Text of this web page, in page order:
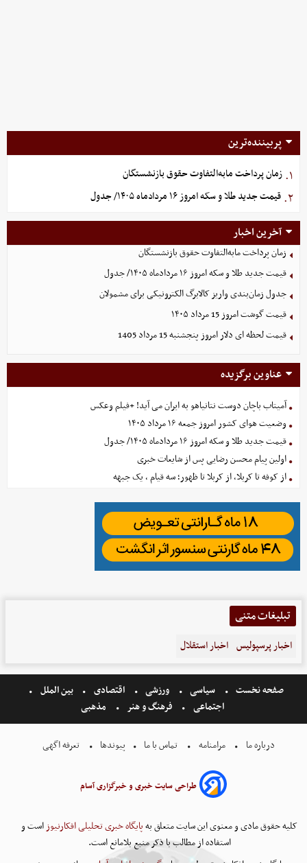
پربیننده‌ترین
۱. زمان پرداخت مابه‌التفاوت حقوق بازنشستگان
۲. قیمت جدید طلا و سکه امروز ۱۶ مردادماه ۱۴۰۵/ جدول
آخرین اخبار
زمان پرداخت مابه‌التفاوت حقوق بازنشستگان
قیمت جدید طلا و سکه امروز ۱۶ مردادماه ۱۴۰۵/ جدول
جدول زمان‌بندی واریز کالابرگ الکترونیکی برای مشمولان
قیمت گوشت امروز 15 مرداد ۱۴۰۵
قیمت لحظه ای دلار امروز پنجشنبه 15 مرداد 1405
عناوین برگزیده
آمیتاب باچان دوست نتانیاهو به ایران می آید! +فیلم وعکس
وضعیت هوای کشور امروز جمعه ۱۶ مرداد ۱۴۰۵
قیمت جدید طلا و سکه امروز ۱۶ مردادماه ۱۴۰۵/ جدول
اولین پیام محسن رضایی پس از شایعات خبری
از کوفه تا کربلا، از کربلا تا ظهور؛ سه قیام ، یک جبهه
تبلیغات متنی
اخبار پرسپولیس اخبار استقلال
صفحه نخست سیاسی ورزشی اقتصادی
بین الملل
اجتماعی
فرهنگ و هنر مذهبی
درباره ما مرامنامه تماس با ما پیوندها تعرفه اگهی
طراحی سایت خبری و خبرگزاری آسام
کلیه حقوق مادی و معنوی این سایت متعلق بهپایگاه خبری تحلیلی افکارنیوزاست و
استفاده از مطالب با ذکر منبع بلامانع است.